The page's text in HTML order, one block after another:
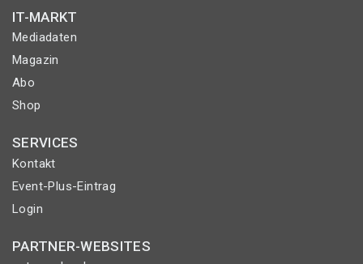
IT-MARKT
Mediadaten
Magazin
Abo
Shop
SERVICES
Kontakt
Event-Plus-Eintrag
Login
PARTNER-WEBSITES